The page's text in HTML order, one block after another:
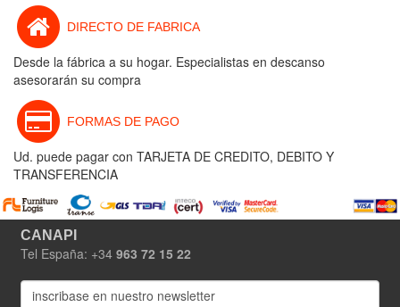
DIRECTO DE FABRICA
Desde la fábrica a su hogar. Especialistas en descanso
asesorarán su compra
FORMAS DE PAGO
Ud. puede pagar con TARJETA DE CREDITO, DEBITO Y
TRANSFERENCIA
CANAPI
Tel España: +34 963 72 15 22